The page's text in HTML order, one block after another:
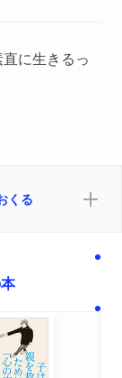
？ ／ ちょく
さめる ／害
／不安定感ば
ト作『い
に生きるっ
くる